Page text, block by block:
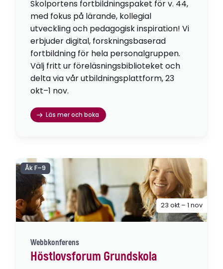
Skolportens fortbildningspaket för v. 44,
med fokus på lärande, kollegial
utveckling och pedagogisk inspiration! Vi
erbjuder digital, forskningsbaserad
fortbildning för hela personalgruppen.
Välj fritt ur föreläsningsbiblioteket och
delta via vår utbildningsplattform, 23
okt–1 nov.
Läs mer och boka
Webbkonferens
Höstlovsforum Grundskola
Åk F–9
23 okt – 1 nov